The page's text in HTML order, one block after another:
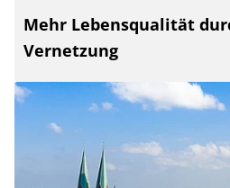
Mehr Lebensqualität
Vernetzung